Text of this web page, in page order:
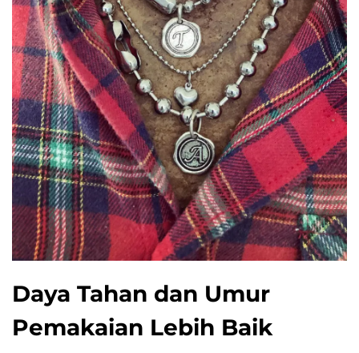
Daya Tahan dan Umur
Pemakaian Lebih Baik